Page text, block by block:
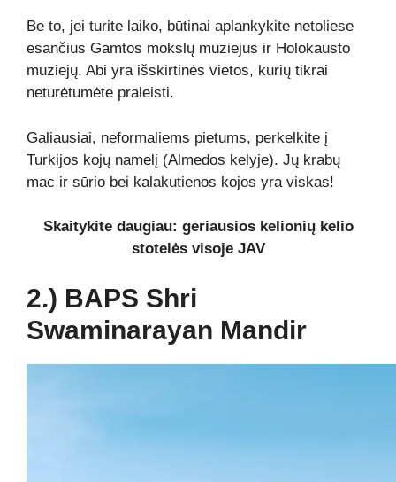
Be to, jei turite laiko, būtinai aplankykite netoliese
esančius Gamtos mokslų muziejus ir Holokausto
muziejų. Abi yra išskirtinės vietos, kurių tikrai
neturėtumėte praleisti.
Galiausiai, neformaliems pietums, perkelkite į
Turkijos kojų namelį (Almedos kelyje). Jų krabų
mac ir sūrio bei kalakutienos kojos yra viskas!
Skaitykite daugiau: geriausios kelionių kelio
stotelės visoje JAV
2.) BAPS Shri
Swaminarayan Mandir